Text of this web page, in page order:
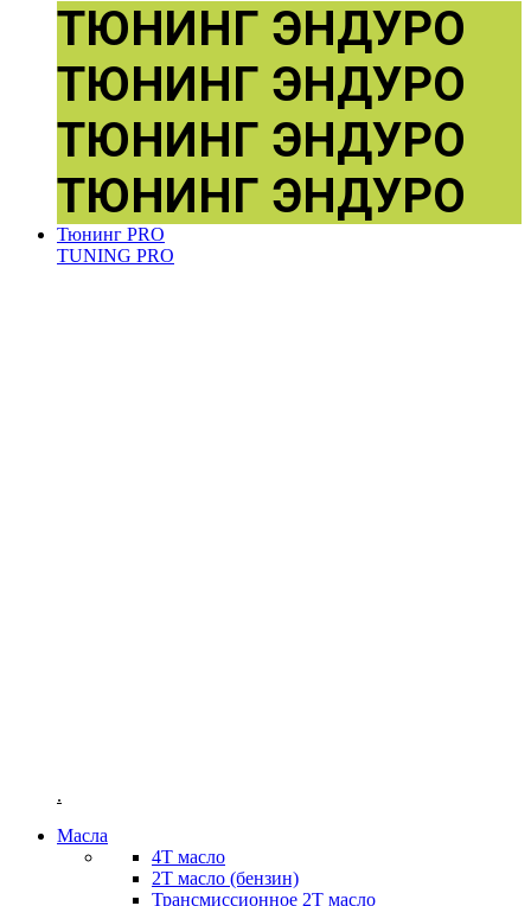
ТЮНИНГ ЭНДУРО
ТЮНИНГ ЭНДУРО
ТЮНИНГ ЭНДУРО
ТЮНИНГ ЭНДУРО
Тюнинг PRO
TUNING PRO
.
Масла
4T масло
2Т масло (бензин)
Трансмиссионное 2Т масло